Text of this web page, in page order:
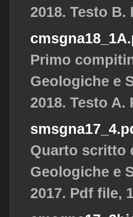
2018. Testo B.
Primo
Geologiche e
2018. Testo A.
Quarto scritto
Geologiche e
2017. Pdf file,